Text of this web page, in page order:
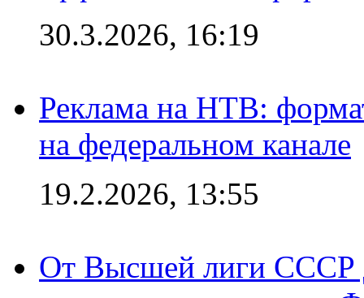
30.3.2026, 16:19
Реклама на НТВ:
на федеральном канале
19.2.2026, 13:55
От Высшей лиги СССР